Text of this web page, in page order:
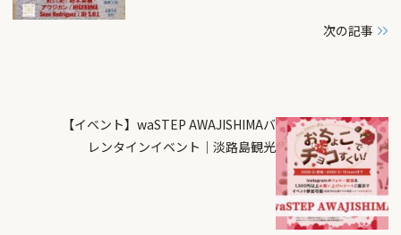
次の記事
【イベント】waSTEP AWAJISHIMAバ
レンタインイベント｜淡路島観光